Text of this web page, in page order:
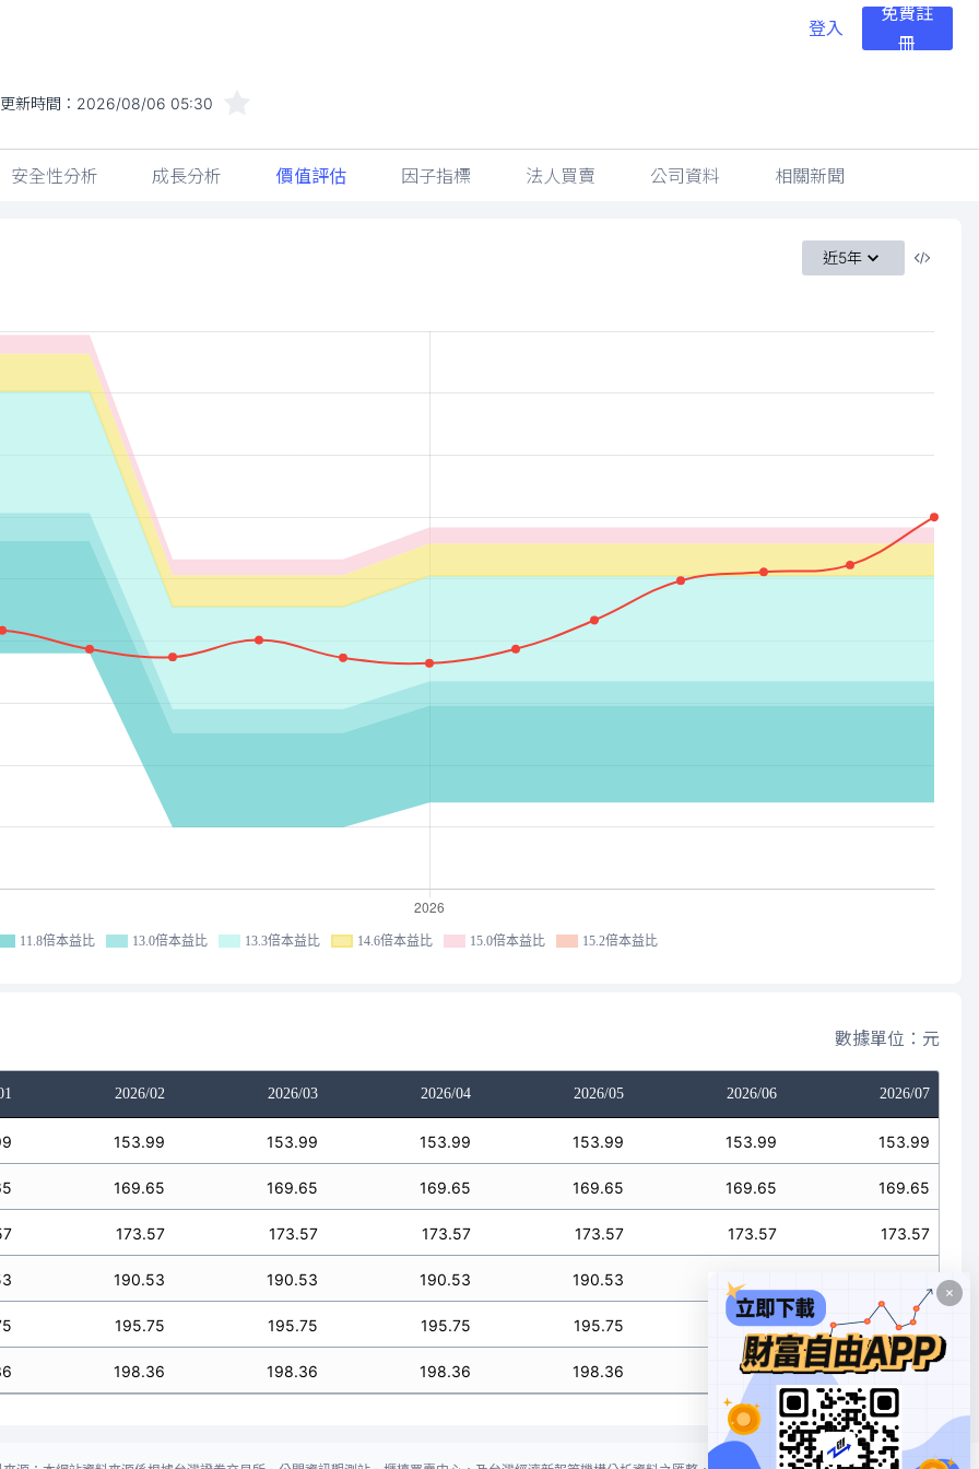
登入
免費註
冊
新時間： 2026/08/06 05:30
安全性分析 成長分析 價值評估 因子指標 法人買賣 公司資料 相關新聞
近5年
11.8倍本益比 13.0倍本益比 13.3倍本益比 14.6倍本益比 15.0倍本益比 15.2倍本益比
數據單位：元
2026/02 2026/03 2026/04 2026/05 2026/06 2026/07
153.99 153.99 153.99 153.99 153.99 153.99
169.65 169.65 169.65 169.65 169.65 169.65
173.57 173.57 173.57 173.57 173.57 173.57
190.53 190.53 190.53 190.53 190.53
195.75 195.75 195.75 195.75 195.75 195.75
198.36 198.36 198.36 198.36 198.36 198.36